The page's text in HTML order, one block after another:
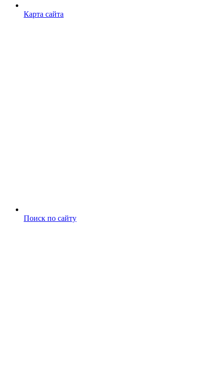
Карта сайта
Поиск по сайту